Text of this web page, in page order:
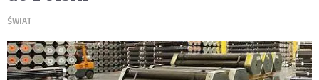
ŚWIAT